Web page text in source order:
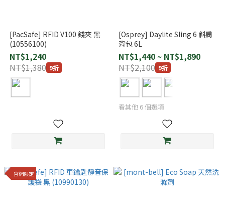
[PacSafe] RFID V100 錢夾 黑
(10556100)
NT$1,240
NT$1,380 9折
[Osprey] Daylite Sling 6 斜肩
背包 6L
NT$1,440 ~ NT$1,890
NT$2,100 9折
看其他 6 個選項
官網限定